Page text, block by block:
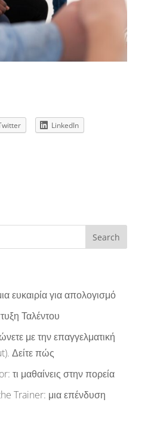
LinkedIn
ευκαιρία για απολογισμό
Ταλέντου
με την επαγγελματική
Δείτε πώς
τι μαθαίνεις στην πορεία
Trainer: μια επένδυση